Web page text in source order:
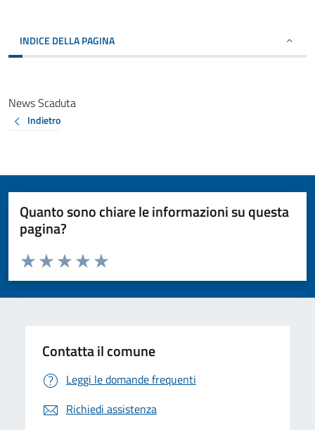
INDICE DELLA PAGINA
News Scaduta
Indietro
Quanto sono chiare le informazioni su questa
pagina?
Valuta da 1 a 5 stelle la pagina
Valuta 5 stelle su 5
Valuta 4 stelle su 5
Valuta 3 stelle su 5
Valuta 2 stelle su 5
Valuta 1 stelle su 5
Contatta il comune
Leggi le domande frequenti
Richiedi assistenza